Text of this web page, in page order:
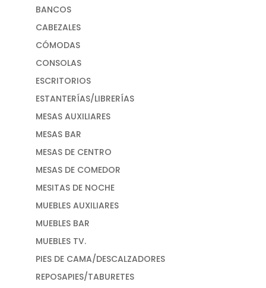
BANCOS
CABEZALES
CÓMODAS
CONSOLAS
ESCRITORIOS
ESTANTERÍAS/LIBRERÍAS
MESAS AUXILIARES
MESAS BAR
MESAS DE CENTRO
MESAS DE COMEDOR
MESITAS DE NOCHE
MUEBLES AUXILIARES
MUEBLES BAR
MUEBLES TV.
PIES DE CAMA/DESCALZADORES
REPOSAPIES/TABURETES